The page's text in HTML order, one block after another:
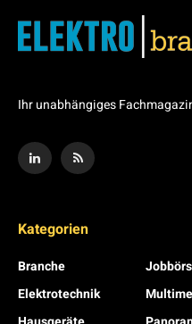
Ihr unabhängiges
Kategorien
Branche
Elektrotechnik